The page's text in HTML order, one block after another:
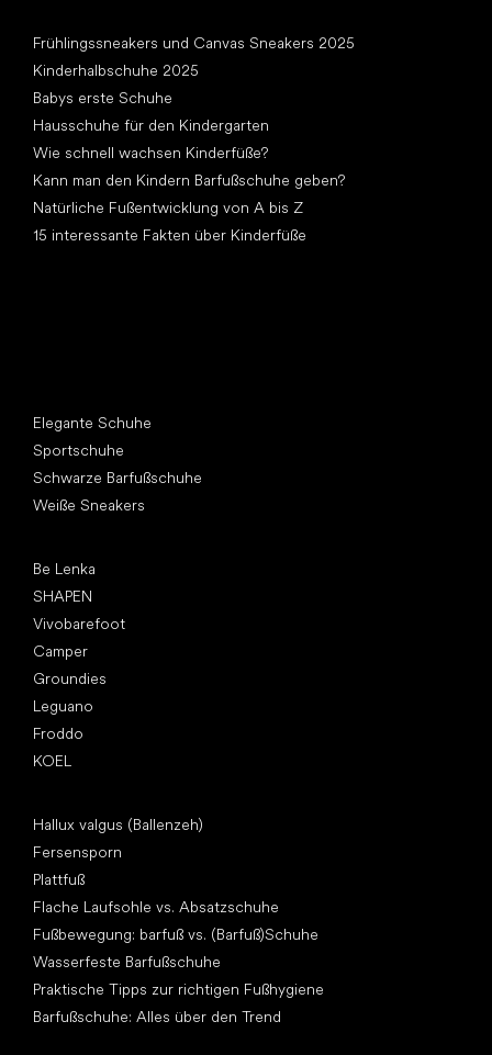
Frühlingssneakers und Canvas Sneakers 2025
Kinderhalbschuhe 2025
Babys erste Schuhe
Hausschuhe für den Kindergarten
Wie schnell wachsen Kinderfüße?
Kann man den Kindern Barfußschuhe geben?
Natürliche Fußentwicklung von A bis Z
15 interessante Fakten über Kinderfüße
Elegante Schuhe
Sportschuhe
Schwarze Barfußschuhe
Weiße Sneakers
Be Lenka
SHAPEN
Vivobarefoot
Camper
Groundies
Leguano
Froddo
KOEL
Hallux valgus (Ballenzeh)
Fersensporn
Plattfuß
Flache Laufsohle vs. Absatzschuhe
Fußbewegung: barfuß vs. (Barfuß)Schuhe
Wasserfeste Barfußschuhe
Praktische Tipps zur richtigen Fußhygiene
Barfußschuhe: Alles über den Trend